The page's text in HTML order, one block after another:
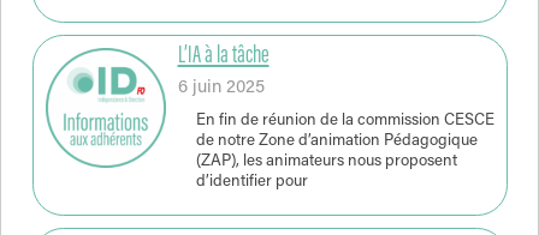
L’IA à la tâche
6 juin 2025
En fin de réunion de la commission CESCE
de notre Zone d’animation Pédagogique
(ZAP), les animateurs nous proposent
d’identifier pour